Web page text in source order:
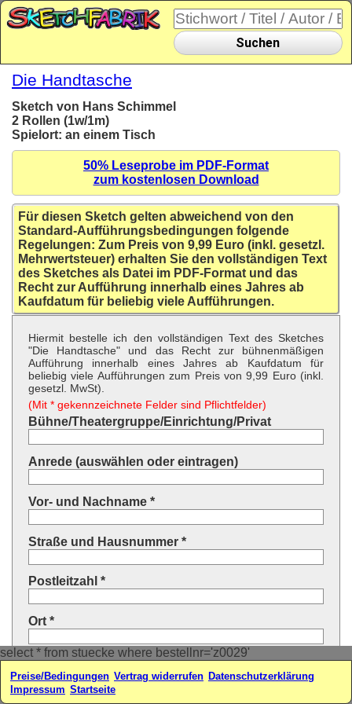
select * from stuecke where bestellnr='z0029'
Suchen
Die Handtasche
Sketch von Hans Schimmel
2 Rollen (1w/1m)
Spielort: an einem Tisch
50% Leseprobe im PDF-Format
zum kostenlosen Download
Für diesen Sketch gelten abweichend von den
Standard-Aufführungsbedingungen folgende
Regelungen: Zum Preis von 9,99 Euro (inkl. gesetzl.
Mehrwertsteuer) erhalten Sie den vollständigen Text
des Sketches als Datei im PDF-Format und das
Recht zur Aufführung innerhalb eines Jahres ab
Kaufdatum für beliebig viele Aufführungen.
Hiermit bestelle ich den vollständigen Text des Sketches
"Die Handtasche" und das Recht zur bühnenmäßigen
Aufführung innerhalb eines Jahres ab Kaufdatum für
beliebig viele Aufführungen zum Preis von 9,99 Euro (inkl.
gesetzl. MwSt).
(Mit * gekennzeichnete Felder sind Pflichtfelder)
Bühne/Theatergruppe/Einrichtung/Privat
Anrede (auswählen oder eintragen)
Vor- und Nachname *
Straße und Hausnummer *
Postleitzahl *
Ort *
Land * (auswählen oder eintragen)
Ihre E-Mail-Adresse*
Preise/Bedingungen Vertrag widerrufen Datenschutzerklärung
Impressum Startseite